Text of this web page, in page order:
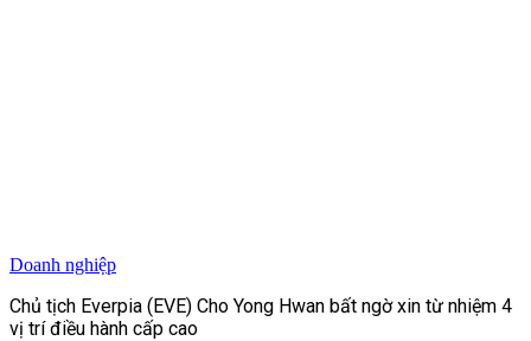
Doanh nghiệp
Chủ tịch Everpia (EVE) Cho Yong Hwan bất ngờ xin từ nhiệm 4
vị trí điều hành cấp cao